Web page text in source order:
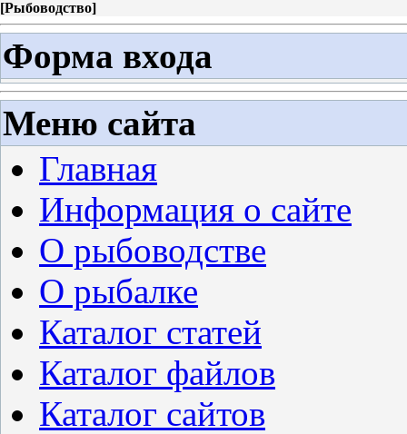
[Рыбоводство]
Форма входа
Меню сайта
Главная
Информация о сайте
О рыбоводстве
О рыбалке
Каталог статей
Каталог файлов
Каталог сайтов